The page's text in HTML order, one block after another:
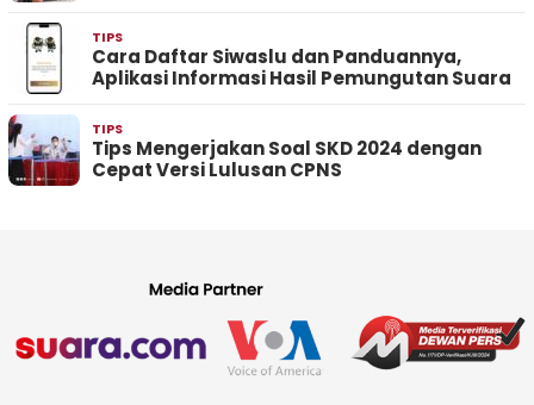
TIPS
Cara Daftar Siwaslu dan Panduannya,
Aplikasi Informasi Hasil Pemungutan Suara
TIPS
Tips Mengerjakan Soal SKD 2024 dengan
Cepat Versi Lulusan CPNS